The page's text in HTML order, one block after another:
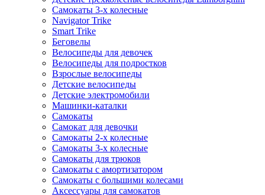
Самокаты 3-х колесные
Navigator Trike
Smart Trike
Беговелы
Велосипеды для девочек
Велосипеды для подростков
Взрослые велосипеды
Детские велосипеды
Детские электромобили
Машинки-каталки
Самокаты
Самокат для девочки
Самокаты 2-х колесные
Самокаты 3-х колесные
Самокаты для трюков
Самокаты с амортизатором
Самокаты с большими колесами
Аксессуары для самокатов